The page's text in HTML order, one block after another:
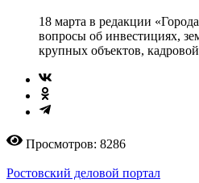
18 марта в редакции
вопросы об инвестициях,
крупных объектов,
Просмотров: 8286
Ростовский деловой портал